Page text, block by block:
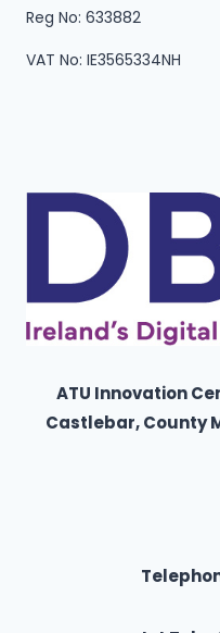
Reg No: 633882
VAT No: IE3565334NH
ATU Innovation
Castlebar, County